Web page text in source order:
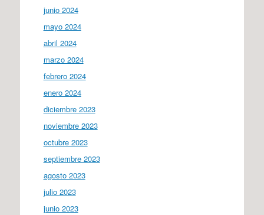
junio 2024
mayo 2024
abril 2024
marzo 2024
febrero 2024
enero 2024
diciembre 2023
noviembre 2023
octubre 2023
septiembre 2023
agosto 2023
julio 2023
junio 2023